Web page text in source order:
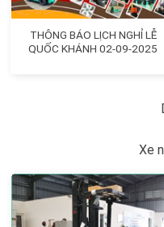
THÔNG BÁO LỊCH NGHỈ LỄ
QUỐC KHÁNH 02-09-2025
Xe